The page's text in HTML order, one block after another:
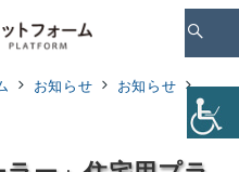
お知らせ お知らせ 令和